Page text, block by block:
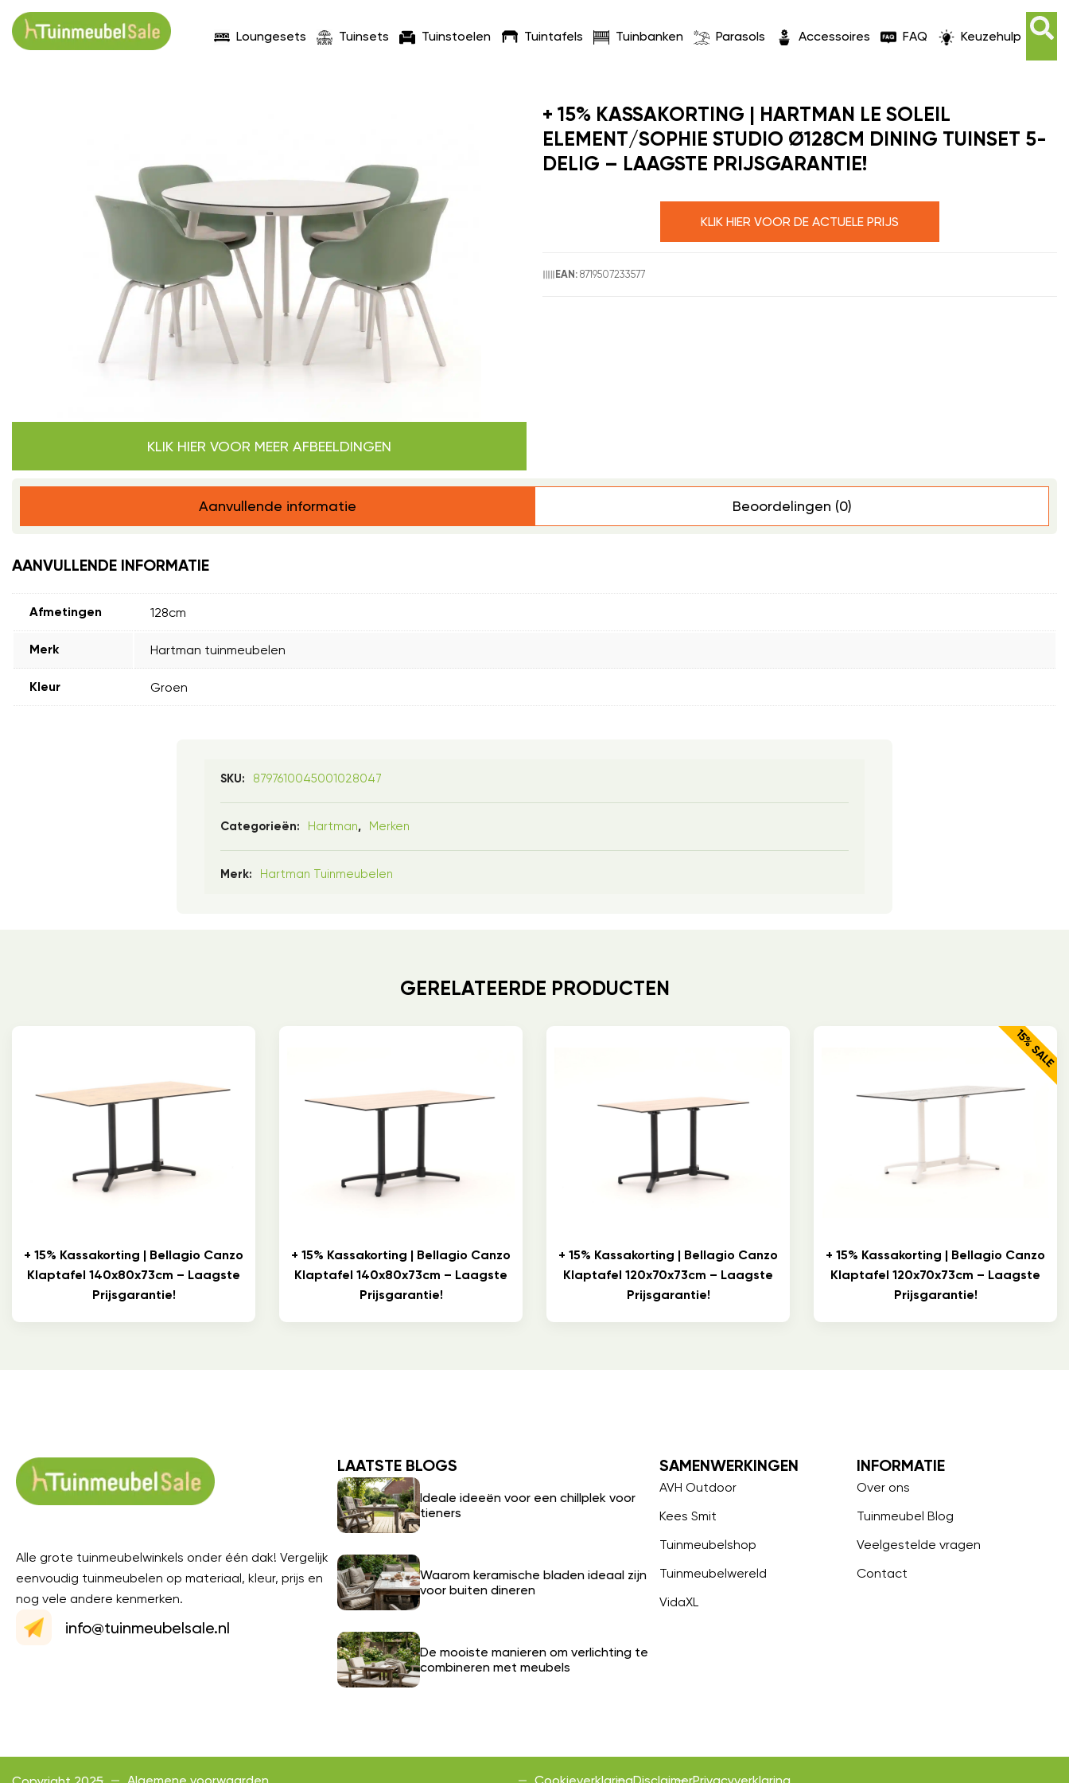
Loungesets Tuinsets Tuinstoelen Tuintafels Tuinbanken Parasols Accessoires FAQ Keuzehulp
KLIK HIER VOOR MEER AFBEELDINGEN
+ 15% KASSAKORTING | HARTMAN LE SOLEIL
ELEMENT/SOPHIE STUDIO Ø128CM DINING TUINSET 5-
DELIG – LAAGSTE PRIJSGARANTIE!
KLIK HIER VOOR DE ACTUELE PRIJS
EAN: 8719507233577
Aanvullende informatie Beoordelingen (0)
AANVULLENDE INFORMATIE
Afmetingen 128cm
Merk Hartman tuinmeubelen
Kleur Groen
SKU: 8797610045001028047
Categorieën: Hartman, Merken
Merk: Hartman Tuinmeubelen
GERELATEERDE PRODUCTEN
+ 15% Kassakorting | Bellagio Canzo
Klaptafel 140x80x73cm – Laagste
Prijsgarantie!
+ 15% Kassakorting | Bellagio Canzo
Klaptafel 140x80x73cm – Laagste
Prijsgarantie!
+ 15% Kassakorting | Bellagio Canzo
Klaptafel 120x70x73cm – Laagste
Prijsgarantie!
15% SALE
+ 15% Kassakorting | Bellagio Canzo
Klaptafel 120x70x73cm – Laagste
Prijsgarantie!
Alle grote tuinmeubelwinkels onder één dak! Vergelijk
eenvoudig tuinmeubelen op materiaal, kleur, prijs en
nog vele andere kenmerken.
info@tuinmeubelsale.nl
LAATSTE BLOGS
Ideale ideeën voor een chillplek voor
tieners
Waarom keramische bladen ideaal zijn
voor buiten dineren
De mooiste manieren om verlichting te
combineren met meubels
SAMENWERKINGEN
AVH Outdoor
Kees Smit
Tuinmeubelshop
Tuinmeubelwereld
VidaXL
INFORMATIE
Over ons
Tuinmeubel Blog
Veelgestelde vragen
Contact
Algemene voorwaarden